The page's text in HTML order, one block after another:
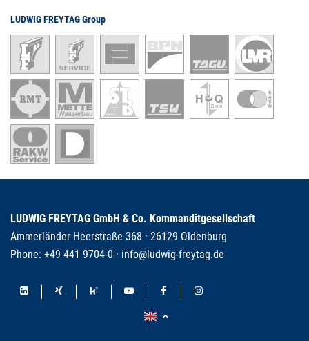
LUDWIG FREYTAG Group
LUDWIG FREYTAG GmbH & Co. Kommanditgesellschaft
Ammerländer Heerstraße 368 · 26129 Oldenburg
Phone: +49 441 9704-0 · info@ludwig-freytag.de